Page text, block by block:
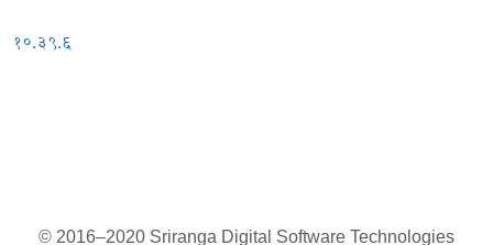
१०.३९.६
© 2016–2020 Sriranga Digital Software Technologies